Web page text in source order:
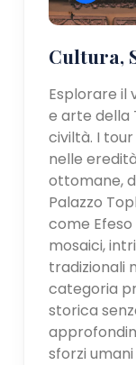
Cultura,
Esplorare il
e arte della
civiltà. I
nelle
ottomane,
Palazzo
come
mosaici,
tradizionali
categoria
storica
sforzi